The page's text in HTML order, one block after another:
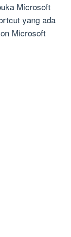
Microsoft
yang ada
Microsoft